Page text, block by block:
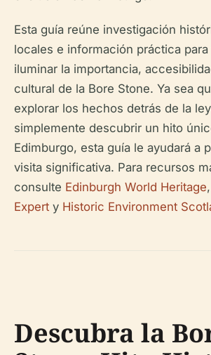
Esta guía reúne investigación
locales e información práctica
iluminar la importancia,
cultural de la Bore Stone. Ya sea
explorar los hechos detrás de la
simplemente descubrir un hito
Edimburgo, esta guía le ayudará a
visita significativa. Para recursos
consulte Edinburgh World Heritage,
Expert y Historic Environment
Descubra la